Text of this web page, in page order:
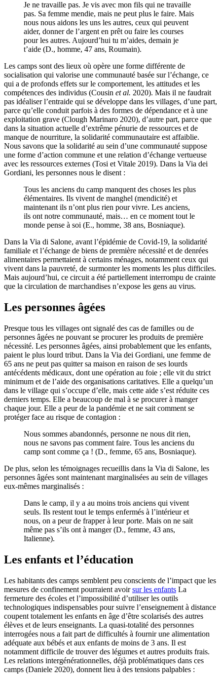
Je ne travaille pas. Je vis avec mon fils qui ne travaille
pas. Sa femme mendie, mais ne peut plus le faire. Mais
nous nous aidons les uns les autres, ceux qui peuvent
aider, donner de l’argent en prêt ou faire les courses
pour les autres. Aujourd’hui tu m’aides, demain je
t’aide (D., homme, 47 ans, Roumain).
Les camps sont des lieux où opère une forme différente de
socialisation qui valorise une communauté basée sur l’échange, ce
qui a de profonds effets sur le comportement, les attitudes et les
compétences des individus (Cousin et al. 2020). Mais il ne faudrait
pas idéaliser l’entraide qui se développe dans les villages, d’une part,
parce qu’elle conduit parfois à des formes de dépendance et à une
exploitation grave (Clough Marinaro 2020), d’autre part, parce que
dans la situation actuelle d’extrême pénurie de ressources et de
manque de nourriture, la solidarité communautaire est affaiblie.
Nous savons que la solidarité au sein d’une communauté suppose
une forme d’action commune et une relation d’échange vertueuse
avec les ressources externes (Tosi et Vitale 2019). Dans la Via dei
Gordiani, les personnes nous le disent :
Tous les anciens du camp manquent des choses les plus
élémentaires. Ils vivent de manghel (mendicité) et
maintenant ils n’ont plus rien pour vivre. Les anciens,
ils ont notre communauté, mais… en ce moment tout le
monde pense à soi (E., homme, 38 ans, Bosniaque).
Dans la Via di Salone, avant l’épidémie de Covid-19, la solidarité
familiale et l’échange de biens de première nécessité et de denrées
alimentaires permettaient à certains ménages, notamment ceux qui
vivent dans la pauvreté, de surmonter les moments les plus difficiles.
Mais aujourd’hui, ce circuit a été partiellement interrompu de crainte
que la circulation de marchandises n’expose les gens au virus.
Les personnes âgées
Presque tous les villages ont signalé des cas de familles ou de
personnes âgées ne pouvant se procurer les produits de première
nécessité. Les personnes âgées, ainsi probablement que les enfants,
paient le plus lourd tribut. Dans la Via dei Gordiani, une femme de
65 ans ne peut pas quitter sa maison en raison de ses lourds
antécédents médicaux, dont une opération au foie ; elle vit du strict
minimum et de l’aide des organisations caritatives. Elle a quelqu’un
dans le village qui s’occupe d’elle, mais cette aide s’est réduite ces
derniers temps. Elle a beaucoup de mal à se procurer à manger
chaque jour. Elle a peur de la pandémie et ne sait comment se
protéger face au risque de contagion :
Nous sommes abandonnés, personne ne nous dit rien,
nous ne savons pas comment faire. Tous les anciens du
camp sont comme ça ! (D., femme, 65 ans, Bosniaque).
De plus, selon les témoignages recueillis dans la Via di Salone, les
personnes âgées sont maintenant marginalisées au sein de villages
eux-mêmes marginalisés :
Dans le camp, il y a au moins trois anciens qui vivent
seuls. Ils restent tout le temps enfermés à l’intérieur et
nous, on a peur de frapper à leur porte. Mais on ne sait
même pas s’ils ont à manger (D., femme, 43 ans,
Italienne).
Les enfants et l’éducation
Les habitants des camps semblent peu conscients de l’impact que les
mesures de confinement pourraient avoirsur les enfants La
fermeture des écoles et l’impossibilité d’utiliser les outils
technologiques indispensables pour suivre l’enseignement à distance
coupent totalement les enfants en âge d’être scolarisés des autres
élèves et de leurs enseignants. La quasi-totalité des personnes
interrogées nous a fait part de difficultés à fournir une alimentation
adéquate aux bébés et aux enfants de moins de 3 ans. Il est
notamment difficile de trouver des légumes et autres produits frais.
Les relations intergénérationnelles, déjà problématiques dans ces
camps (Daniele 2020), donnent lieu à des tensions palpables :